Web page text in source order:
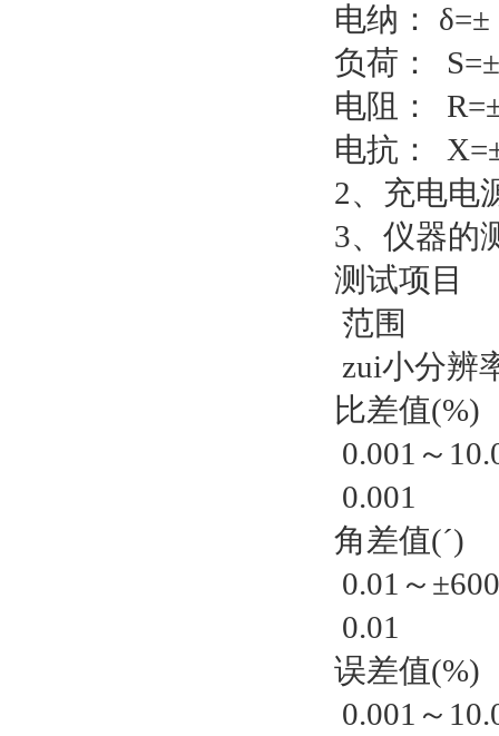
电纳： δ=±
负荷：
电阻：
电抗：
2、充电电
3、仪器的
测试项目
范围
zui小分辨
比差值(%)
0.001～
0.001
角差值(ˊ)
0.01～
0.01
误差值(%)
0.001～